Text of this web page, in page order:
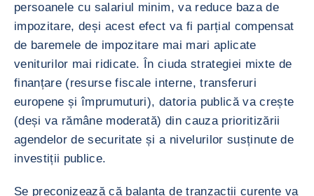
persoanele cu salariul minim, va reduce baza de
impozitare, deși acest efect va fi parțial compensat
de baremele de impozitare mai mari aplicate
veniturilor mai ridicate. În ciuda strategiei mixte de
finanțare (resurse fiscale interne, transferuri
europene și împrumuturi), datoria publică va crește
(deși va rămâne moderată) din cauza prioritizării
agendelor de securitate și a nivelurilor susținute de
investiții publice.
Se preconizează că balanța de tranzacții curente va